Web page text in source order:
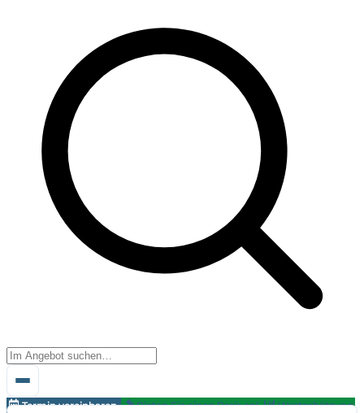
Termin vereinbaren Bieten Sie einen Preis an!
Wertschätzung